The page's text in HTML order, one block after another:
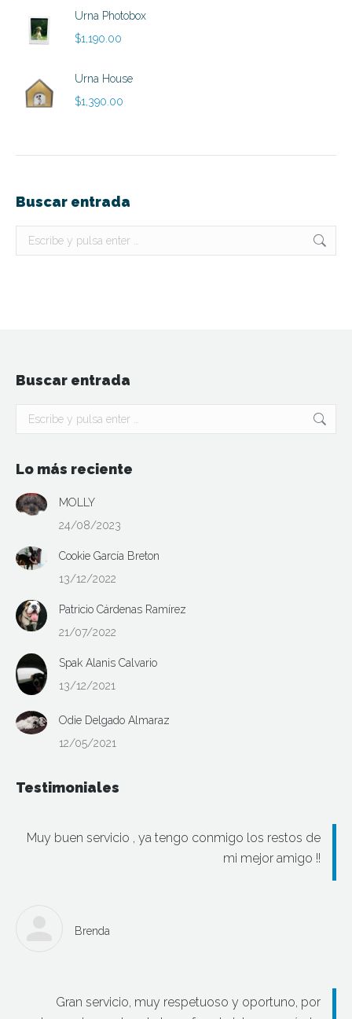
Urna Photobox
$1,190.00
Urna House
$1,390.00
Buscar entrada
Buscar:
Buscar entrada
Buscar:
Lo más reciente
MOLLY
24/08/2023
Cookie García Breton
13/12/2022
Patricio Cárdenas Ramírez
21/07/2022
Spak Alanis Calvario
13/12/2021
Odie Delgado Almaraz
12/05/2021
Testimoniales
Muy buen servicio , ya tengo conmigo los restos de
mi mejor amigo !!
Brenda
Gran servicio, muy respetuoso y oportuno, por